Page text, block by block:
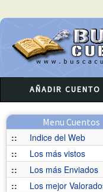
AÑADIR CUENTO
Menu Cuentos
::
Indice del Web
::
Los más vistos
::
Los más Enviados
::
Los mejor